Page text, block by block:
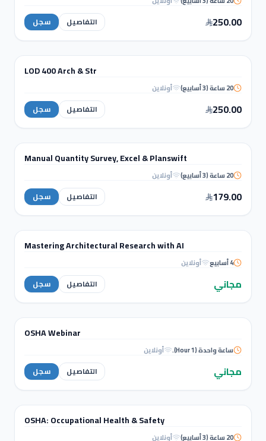
Interior Design using
250.00 التفاصيل سجل
LOD 400 Arch &
Str
BIM & REVIT
LOD 400 Arch & Str
20 ساعة (3 أسابيع) أونلاين
250.00 التفاصيل سجل
Manual Quantity Survey, Excel &
MANAGEMENT & QS
Manual Quantity Survey, Excel & Planswift
20 ساعة (3 أسابيع) أونلاين
179.00 التفاصيل سجل
Mastering Architectural Research
WORKSHOPS
Mastering Architectural Research with AI
4 أسابيع أونلاين
مجاني التفاصيل سجل
OSHA
Webinar
WORKSHOPS
OSHA Webinar
ساعة واحدة (1 Hour). أونلاين
مجاني التفاصيل سجل
MANAGEMENT & QS
OSHA: Occupational Health & Safety
20 ساعة (3 أسابيع) أونلاين